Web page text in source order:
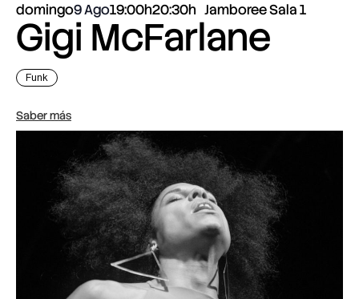
domingo9 Ago19:00h20:30h Jamboree Sala 1
Gigi McFarlane
Funk
Saber más